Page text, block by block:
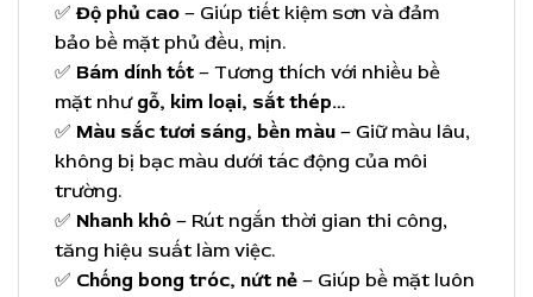
✅Độ phủ cao – Giúp tiết kiệm sơn và đảm
bảo bề mặt phủ đều, mịn.
✅ Bám dính tốt – Tương thích với nhiều bề
mặt như gỗ, kim loại, sắt thép…
✅ Màu sắc tươi sáng, bền màu – Giữ màu lâu,
không bị bạc màu dưới tác động của môi
trường.
✅ Nhanh khô – Rút ngắn thời gian thi công,
tăng hiệu suất làm việc.
✅ Chống bong tróc, nứt nẻ – Giúp bề mặt luôn